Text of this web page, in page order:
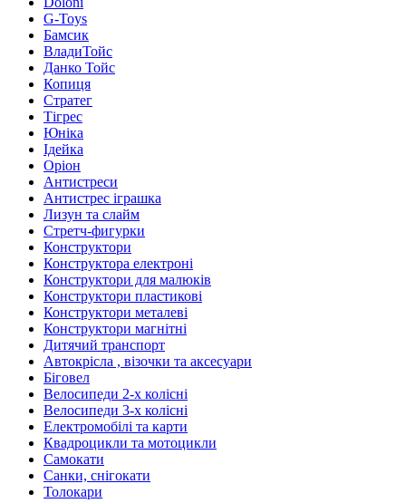
G-Toys
Бамсик
ВладиТойс
Данко Тойс
Копиця
Стратег
Тігрес
Юніка
Ідейка
Оріон
Антистреси
Антистрес іграшка
Лизун та слайм
Стретч-фигурки
Конструктори
Конструктора електроні
Конструктори для малюків
Конструктори пластикові
Конструктори металеві
Конструктори магнітні
Дитячий транспорт
Автокрісла , візочки та аксесуари
Біговел
Велосипеди 2-х колісні
Велосипеди 3-х колісні
Електромобілі та карти
Квадроцикли та мотоцикли
Самокати
Санки, снігокати
Толокари